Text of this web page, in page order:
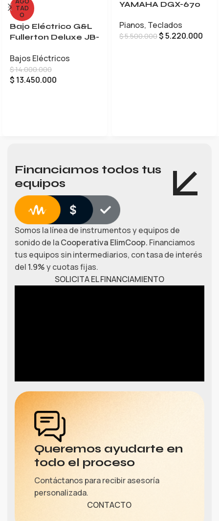
TAD
O
Bajo Eléctrico G&L
Fullerton Deluxe JB-
Bajos Eléctricos
$14.000.000
$ 13.450.000
YAMAHA DGX-670
Pianos, Teclados
$5.500.000$5.220.000
Financiamos todos tus
equipos
Somos la línea de instrumentos y equipos de
sonido de laCooperativa ElimCoop. Financiamos
tus equipos sin intermediarios, con tasa de interés
del 1.9%y cuotas fijas.
SOLICITA EL FINANCIAMIENTO
Queremos ayudarte en
todo el proceso
Contáctanos para recibir asesoría
personalizada.
CONTACTO